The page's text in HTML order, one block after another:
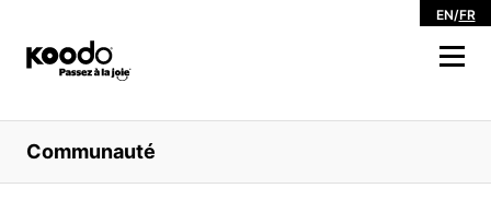
EN/FR
Magasiner
Libre service
Communauté